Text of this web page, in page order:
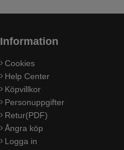
Information
Cookies
Help Center
Köpvillkor
Personuppgifter
Retur(PDF)
Ångra köp
Logga in